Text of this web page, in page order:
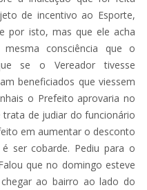
de incentivo ao Esporte,
por isto, mas que ele acha
consciência que o
se o Vereador tivesse
beneficiados que viessem
o Prefeito aprovaria no
trata de judiar do funcionário
em aumentar o desconto
ser cobarde. Pediu para o
que no domingo esteve
ao bairro ao lado do